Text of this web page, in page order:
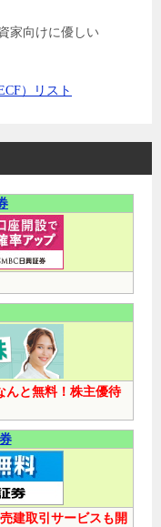
家向けに優しい
）リスト
んと無料！株主優待
建取引サービスも開